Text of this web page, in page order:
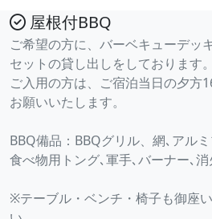
屋根付BBQ
ご希望の方に、バーベキューデッ
セットの貸し出しをしております
ご入用の方は、ご宿泊当日の夕方
お願いいたします。
BBQ備品：BBQグリル、網､アル
食べ物用トング､軍手､バーナー､
※テーブル・ベンチ・椅子も御座